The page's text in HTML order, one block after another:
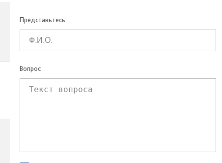
Представьтесь
Вопрос